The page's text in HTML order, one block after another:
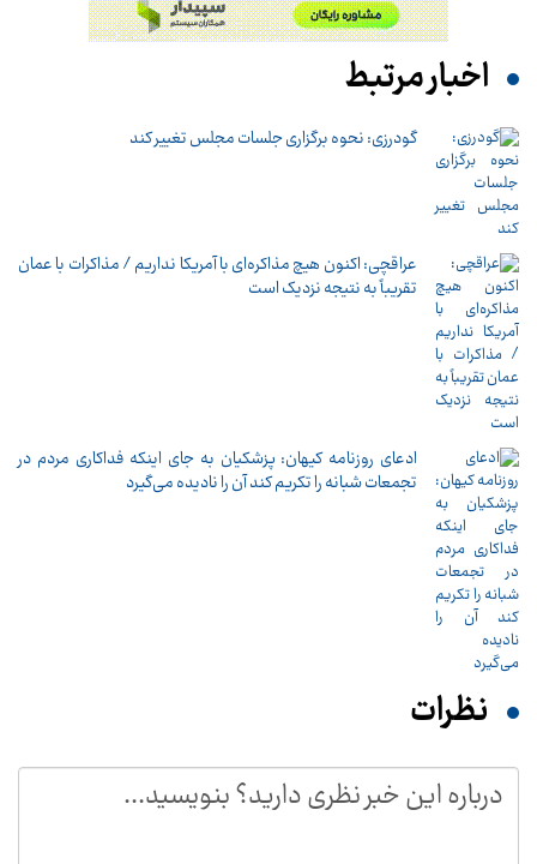
اخبار مرتبط
گودرزی: نحوه برگزاری جلسات مجلس تغییر کند
عراقچی: اکنون هیچ مذاکره‌ای با آمریکا نداریم / مذاکرات با عمان
تقریباً به نتیجه نزدیک است
ادعای روزنامه کیهان: پزشکیان به جای اینکه فداکاری مردم در
تجمعات شبانه را تکریم کند آن را نادیده می‌گیرد
نظرات